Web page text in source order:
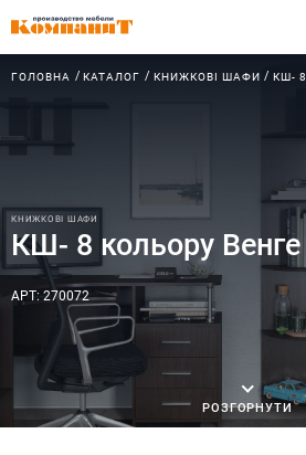
ГОЛОВНА КАТАЛОГ КНИЖКОВІ ШАФИ КШ- 8
КНИЖКОВІ ШАФИ
КШ- 8 кольору Венге
АРТ: 270072
РОЗГОРНУТИ